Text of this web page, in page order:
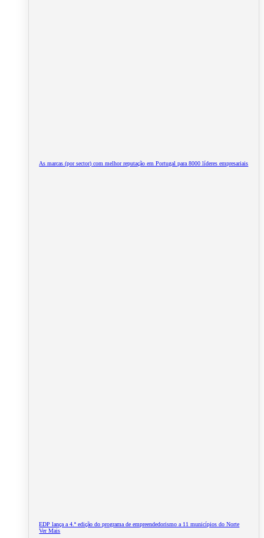
As marcas (por sector) com melhor reputação em Portugal para 8000 líderes empresariais
EDP lança a 4.ª edição do programa de empreendedorismo a 11 municípios do Norte
Ver Mais